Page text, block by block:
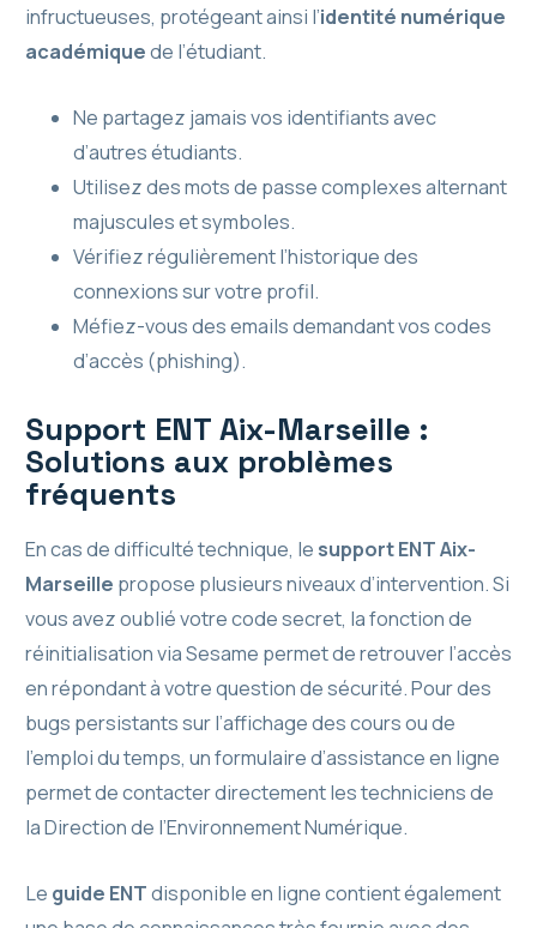
infructueuses, protégeant ainsi l’identité numérique
académiquede l’étudiant.
Ne partagez jamais vos identifiants avec
d’autres étudiants.
Utilisez des mots de passe complexes alternant
majuscules et symboles.
Vérifiez régulièrement l’historique des
connexions sur votre profil.
Méfiez-vous des emails demandant vos codes
d’accès (phishing).
Support ENT Aix-Marseille :
Solutions aux problèmes
fréquents
En cas de difficulté technique, le support ENT Aix-
Marseille propose plusieurs niveaux d’intervention. Si
vous avez oublié votre code secret, la fonction de
réinitialisation via Sesame permet de retrouver l’accès
en répondant à votre question de sécurité. Pour des
bugs persistants sur l’affichage des cours ou de
l’emploi du temps, un formulaire d’assistance en ligne
permet de contacter directement les techniciens de
la Direction de l’Environnement Numérique.
Le guide ENTdisponible en ligne contient également